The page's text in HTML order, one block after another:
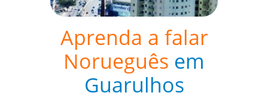
Aprenda a falar
Norueguês em
Guarulhos